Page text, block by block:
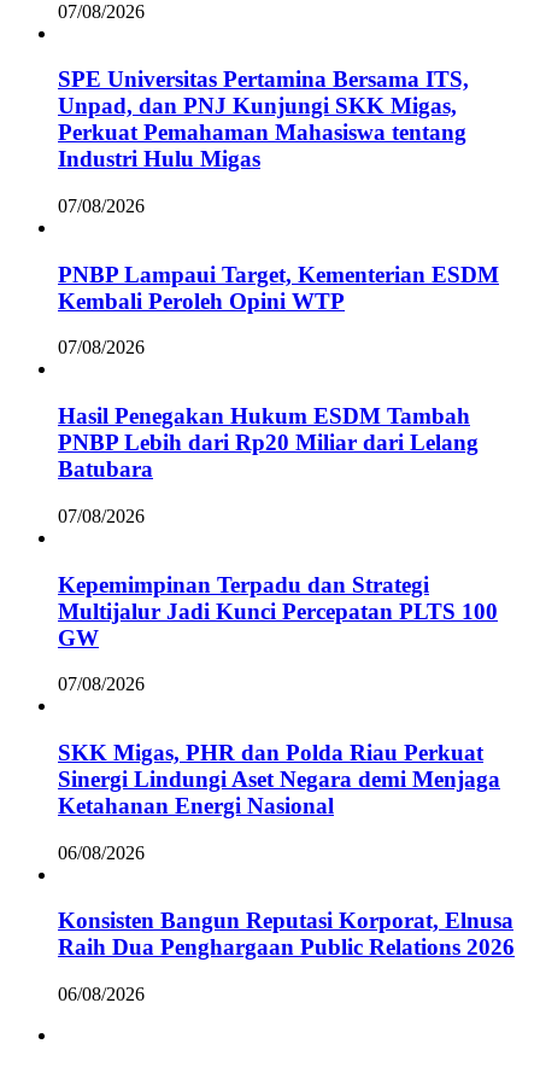
07/08/2026
SPE Universitas Pertamina Bersama ITS,
Unpad, dan PNJ Kunjungi SKK Migas,
Perkuat Pemahaman Mahasiswa tentang
Industri Hulu Migas
07/08/2026
PNBP Lampaui Target, Kementerian ESDM
Kembali Peroleh Opini WTP
07/08/2026
Hasil Penegakan Hukum ESDM Tambah
PNBP Lebih dari Rp20 Miliar dari Lelang
Batubara
07/08/2026
Kepemimpinan Terpadu dan Strategi
Multijalur Jadi Kunci Percepatan PLTS 100
GW
07/08/2026
SKK Migas, PHR dan Polda Riau Perkuat
Sinergi Lindungi Aset Negara demi Menjaga
Ketahanan Energi Nasional
06/08/2026
Konsisten Bangun Reputasi Korporat, Elnusa
Raih Dua Penghargaan Public Relations 2026
06/08/2026